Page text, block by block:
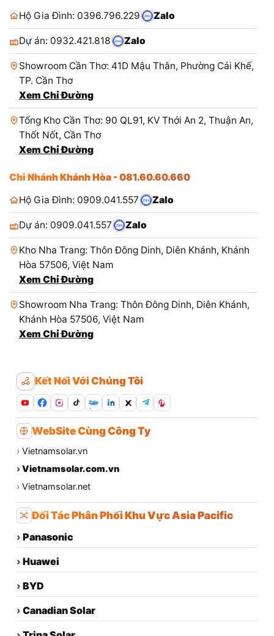
Hộ Gia Đình: 0396.796.229 Zalo
Dự án: 0932.421.818 Zalo
Showroom Cần Thơ: 41D Mậu Thân, Phường Cái Khế,
TP. Cần Thơ
Xem Chỉ Đường
Tổng Kho Cần Thơ: 90 QL91, KV Thới An 2, Thuận An,
Thốt Nốt, Cần Thơ
Xem Chỉ Đường
Chi Nhánh Khánh Hòa - 081.60.60.660
Hộ Gia Đình: 0909.041.557
Zalo
Dự án: 0909.041.557 Zalo
Kho Nha Trang: Thôn Đông Dinh, Diên Khánh, Khánh
Hòa 57506, Việt Nam
Xem Chỉ Đường
Showroom Nha Trang: Thôn Đông Dinh, Diên Khánh,
Khánh Hòa 57506, Việt Nam
Xem Chỉ Đường
Kết Nối Với Chúng Tôi
Zalo
WebSite Cùng Công Ty
› Vietnamsolar.vn
› Vietnamsolar.com.vn
› Vietnamsolar.net
Đối Tác Phân Phối Khu Vực Asia Pacific
› Panasonic
› Huawei
› BYD
› Canadian Solar